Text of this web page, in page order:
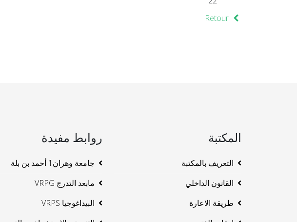
Retour
المكتبة
التعريف بالمكتبة
القانون الداخلي
طريقة الاعارة
روابط مفيدة
جامعة وهران1 أحمد بن بلة
مابعد التدرج VRPG
البيداغوجيا VRPS